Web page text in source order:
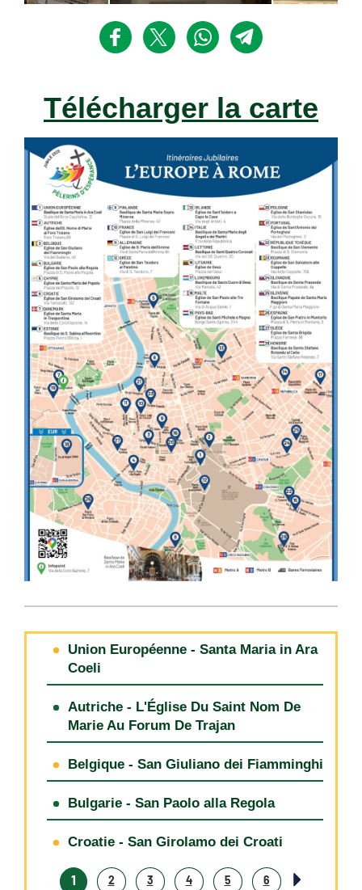
Télécharger la carte
Union Européenne - Santa Maria in Ara
Coeli
Autriche - L'Église Du Saint Nom De
Marie Au Forum De Trajan
Belgique - San Giuliano dei Fiamminghi
Bulgarie - San Paolo alla Regola
Croatie - San Girolamo dei Croati
1 2 3 4 5 6